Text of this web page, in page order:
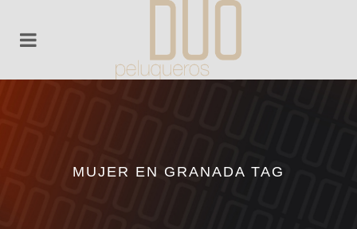
MUJER EN GRANADA TAG